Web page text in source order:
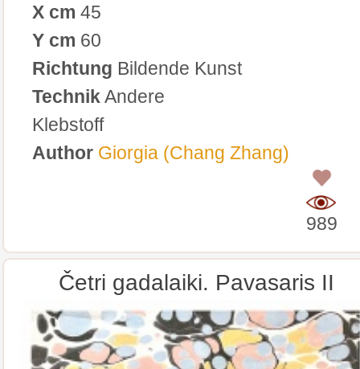
X cm 45
Y cm 60
Richtung Bildende Kunst
TechnikAndere
Klebstoff
Author Giorgia (Chang Zhang)
989
Četri gadalaiki. Pavasaris II